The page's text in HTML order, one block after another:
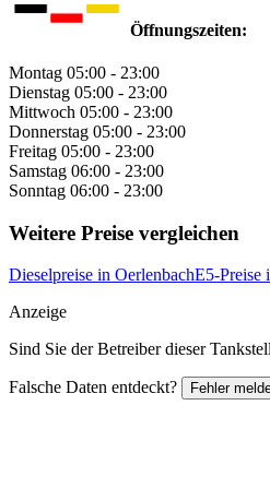
Öffnungszeiten:
Montag 05:00 - 23:00
Dienstag 05:00 - 23:00
Mittwoch 05:00 - 23:00
Donnerstag 05:00 - 23:00
Freitag 05:00 - 23:00
Samstag 06:00 - 23:00
Sonntag 06:00 - 23:00
Weitere Preise vergleichen
Dieselpreise in OerlenbachE5-Preise
Anzeige
Sind Sie der Betreiber dieser
Falsche Daten entdeckt? Fehler